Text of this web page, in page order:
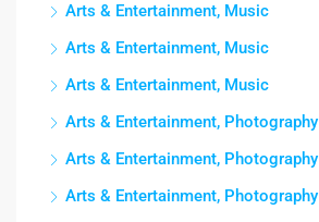
Arts & Entertainment, Music
Arts & Entertainment, Music
Arts & Entertainment, Music
Arts & Entertainment, Photography
Arts & Entertainment, Photography
Arts & Entertainment, Photography